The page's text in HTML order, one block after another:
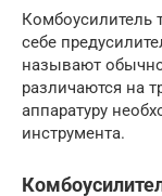
Комбоусилитель
себе
называют
различаются на
аппаратуру
инструмента.